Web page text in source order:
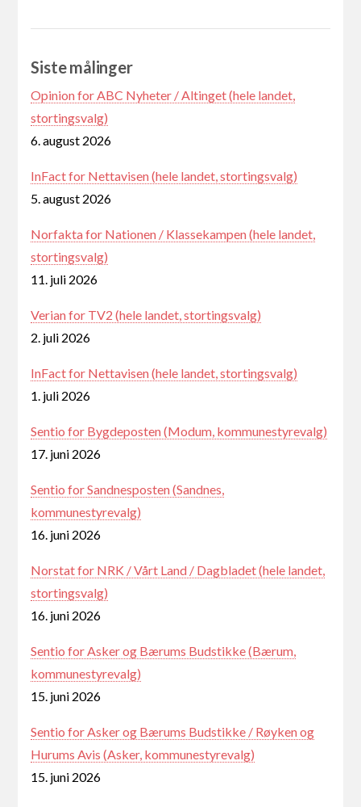
Siste målinger
Opinion for ABC Nyheter / Altinget (hele landet,
stortingsvalg)
6. august 2026
InFact for Nettavisen (hele landet, stortingsvalg)
5. august 2026
Norfakta for Nationen / Klassekampen (hele landet,
stortingsvalg)
11. juli 2026
Verian for TV2 (hele landet, stortingsvalg)
2. juli 2026
InFact for Nettavisen (hele landet, stortingsvalg)
1. juli 2026
Sentio for Bygdeposten (Modum, kommunestyrevalg)
17. juni 2026
Sentio for Sandnesposten (Sandnes,
kommunestyrevalg)
16. juni 2026
Norstat for NRK / Vårt Land / Dagbladet (hele landet,
stortingsvalg)
16. juni 2026
Sentio for Asker og Bærums Budstikke (Bærum,
kommunestyrevalg)
15. juni 2026
Sentio for Asker og Bærums Budstikke / Røyken og
Hurums Avis (Asker, kommunestyrevalg)
15. juni 2026